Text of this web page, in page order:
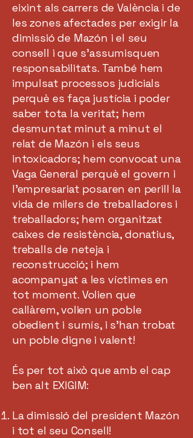
eixint als carrers de València i de
les zones afectades per exigir la
dimissió de Mazón i el seu
consell i que s’assumisquen
responsabilitats. També hem
impulsat processos judicials
perquè es faça justícia i poder
saber tota la veritat; hem
desmuntat minut a minut el
relat de Mazón i els seus
intoxicadors; hem convocat una
Vaga General perquè el govern i
l’empresariat posaren en perill la
vida de milers de treballadores i
treballadors; hem organitzat
caixes de resistència, donatius,
treballs de neteja i
reconstrucció; i hem
acompanyat a les víctimes en
tot moment. Volien que
callàrem, volien un poble
obedient i sumís, i s’han trobat
un poble digne i valent!
És per tot això que amb el cap
ben alt EXIGIM:
La dimissió del president Mazón
i tot el seu Consell!